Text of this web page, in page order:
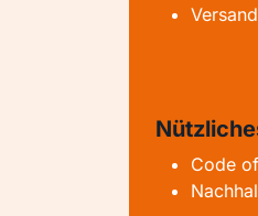
Code